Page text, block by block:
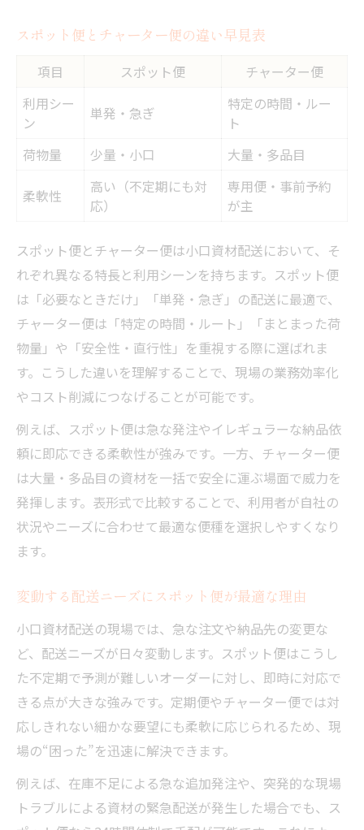
スポット便とチャーター便の違い早見表
項目 スポット便
チャーター便
利用シー
ン
単発・急ぎ
特定の時間・ルー
ト
荷物量
少量・小口 大量・多品目
柔軟性
高い（不定期にも対
応）
専用便・事前予約
が主
スポット便とチャーター便は小口資材配送において、そ
れぞれ異なる特長と利用シーンを持ちます。スポット便
は「必要なときだけ」「単発・急ぎ」の配送に最適で、
チャーター便は「特定の時間・ルート」「まとまった荷
物量」や「安全性・直行性」を重視する際に選ばれま
す。こうした違いを理解することで、現場の業務効率化
やコスト削減につなげることが可能です。
例えば、スポット便は急な発注やイレギュラーな納品依
頼に即応できる柔軟性が強みです。一方、チャーター便
は大量・多品目の資材を一括で安全に運ぶ場面で威力を
発揮します。表形式で比較することで、利用者が自社の
状況やニーズに合わせて最適な便種を選択しやすくなり
ます。
変動する配送ニーズにスポット便が最適な理由
小口資材配送の現場では、急な注文や納品先の変更な
ど、配送ニーズが日々変動します。スポット便はこうし
た不定期で予測が難しいオーダーに対し、即時に対応で
きる点が大きな強みです。定期便やチャーター便では対
応しきれない細かな要望にも柔軟に応じられるため、現
場の“困った”を迅速に解決できます。
例えば、在庫不足による急な追加発注や、突発的な現場
トラブルによる資材の緊急配送が発生した場合でも、ス